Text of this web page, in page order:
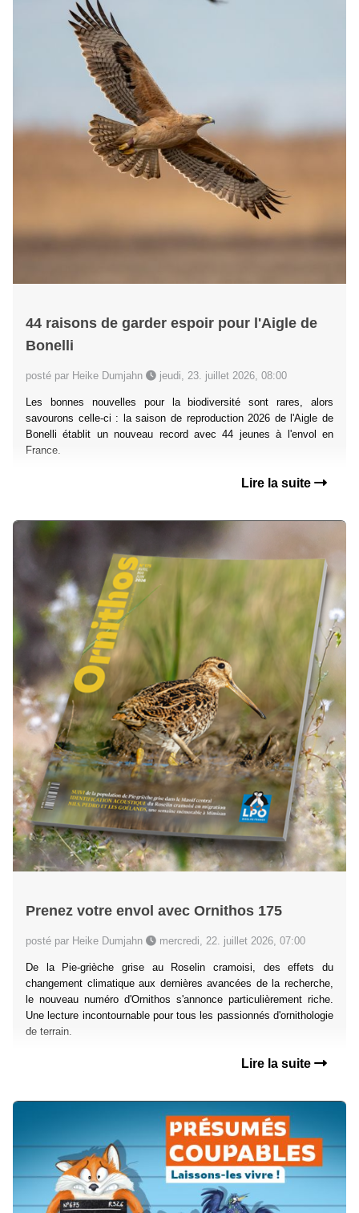
44 raisons de garder espoir pour l'Aigle de
Bonelli
posté par Heike Dumjahn jeudi, 23. juillet 2026, 08:00
Les bonnes nouvelles pour la biodiversité sont rares, alors
savourons celle-ci : la saison de reproduction 2026 de l'Aigle de
Bonelli établit un nouveau record avec 44 jeunes à l'envol en
France.
Lire la suite
Prenez votre envol avec Ornithos 175
posté par Heike Dumjahn mercredi, 22. juillet 2026, 07:00
De la Pie-grièche grise au Roselin cramoisi, des effets du
changement climatique aux dernières avancées de la recherche,
le nouveau numéro d'Ornithos s'annonce particulièrement riche.
Une lecture incontournable pour tous les passionnés d'ornithologie
de terrain.
Lire la suite